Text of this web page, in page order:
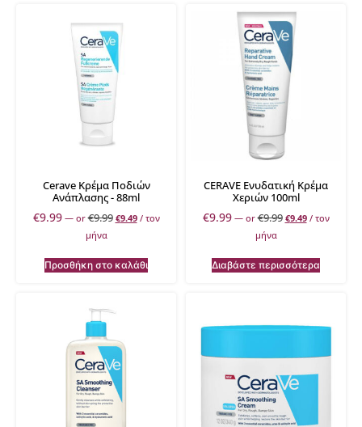
Cerave Κρέμα Ποδιών
Ανάπλασης - 88ml
€9.99 —or€9.99 €9.49 / τον
μήνα
Προσθήκη στο καλάθι
CERAVE Ενυδατική Κρέμα
Χεριών 100ml
€9.99 —or€9.99 €9.49 / τον
μήνα
Διαβάστε περισσότερα